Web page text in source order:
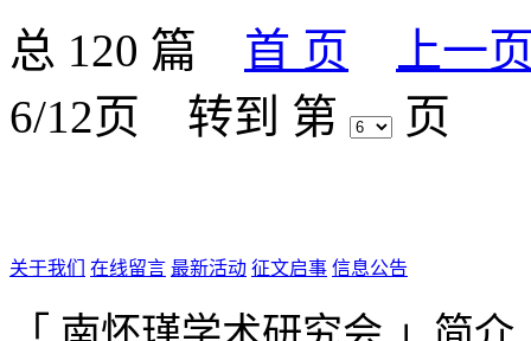
总 120 篇 首 页
上一
6/12页
转到 第 页
关于我们 在线留言 最新活动 征文启事 信息公告